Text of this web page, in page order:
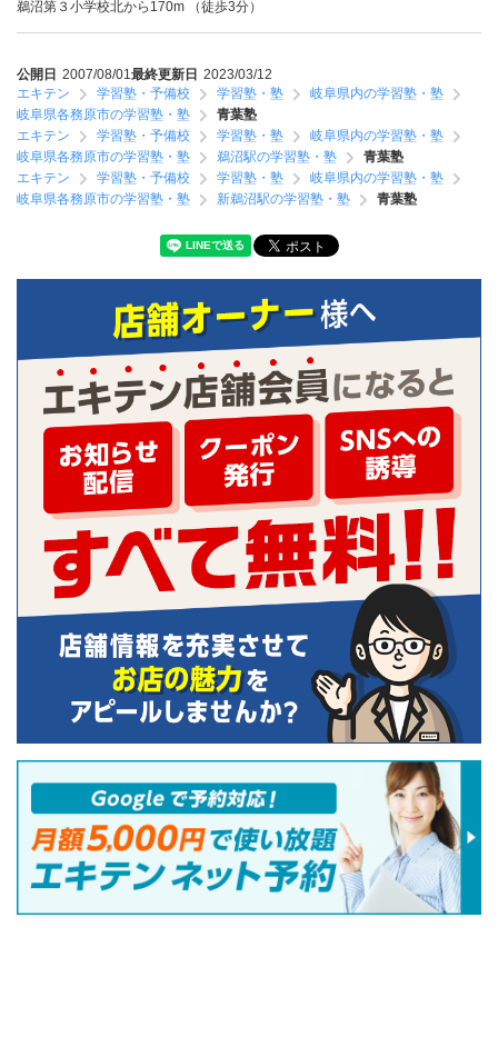
鵜沼第３小学校北から170m （徒歩3分）
公開日 2007/08/01最終更新日 2023/03/12
エキテン
学習塾・予備校 学習塾・塾
岐阜県内の学習塾・塾
岐阜県各務原市の学習塾・塾
青葉塾
エキテン
学習塾・予備校 学習塾・塾
岐阜県内の学習塾・塾
岐阜県各務原市の学習塾・塾
鵜沼駅の学習塾・塾
青葉塾
エキテン
学習塾・予備校 学習塾・塾
岐阜県内の学習塾・塾
岐阜県各務原市の学習塾・塾
新鵜沼駅の学習塾・塾 青葉塾